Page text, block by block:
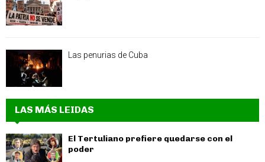
Las penurias de Cuba
LAS MÁS LEIDAS
El Tertuliano prefiere quedarse con el
poder